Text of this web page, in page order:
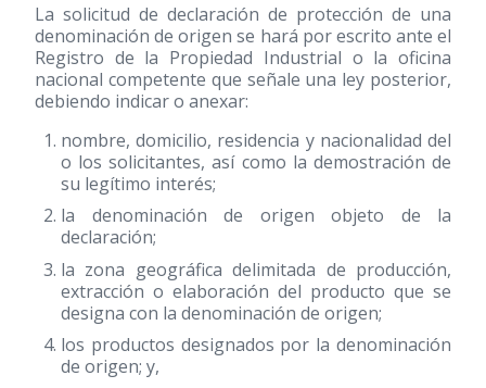
La solicitud de declaración de protección de una
denominación de origen se hará por escrito ante el
Registro de la Propiedad Industrial o la oficina
nacional competente que señale una ley posterior,
debiendo indicar o anexar:
nombre, domicilio, residencia y nacionalidad del
o los solicitantes, así como la demostración de
su legítimo interés;
la denominación de origen objeto de la
declaración;
la zona geográfica delimitada de producción,
extracción o elaboración del producto que se
designa con la denominación de origen;
los productos designados por la denominación
de origen; y,